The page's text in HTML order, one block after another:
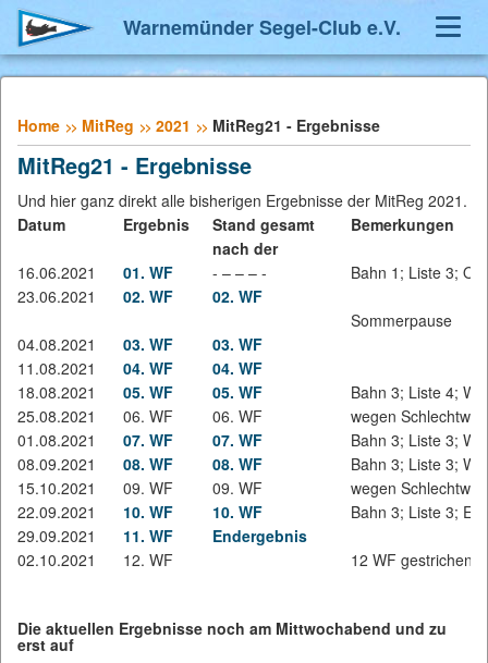
Warnemünder Segel-Club e.V.
Home MitReg 2021 MitReg21 - Ergebnisse
MitReg21 - Ergebnisse
Und hier ganz direkt alle bisherigen Ergebnisse der MitReg 2021.
Datum
Ergebnis
Stand gesamt
nach der
Bemerkungen
16.06.2021 01. WF - – – – -
Bahn 1; Liste 3;
23.06.2021
02. WF
02. WF
Sommerpause
04.08.2021
03. WF
03. WF
11.08.2021
04. WF
04. WF
18.08.2021
05. WF 05. WF
Bahn 3; Liste 4; W
25.08.2021
06. WF 06. WF
wegen
01.08.2021
07. WF 07. WF
Bahn 3; Liste 3; W
08.09.2021
08. WF 08. WF
Bahn 3; Liste 3; W
15.10.2021
09. WF 09. WF
wegen
22.09.2021
10. WF 10. WF
Bahn 3; Liste 3; E 3
29.09.2021
11. WF
Endergebnis
02.10.2021
12. WF 12 WF gestrichen
Die aktuellen Ergebnisse noch am Mittwochabend und zu
erst auf